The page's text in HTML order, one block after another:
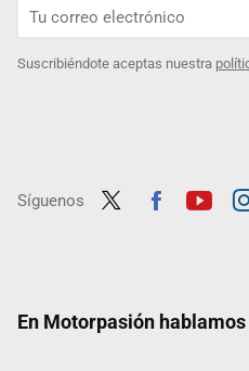
Suscribiéndote aceptas nuestra
Síguenos
En Motorpasión hablamos